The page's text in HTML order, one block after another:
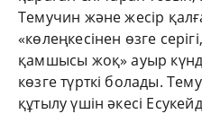
Темучин және жесір
«көлеңкесінен өзге
қамшысы жоқ» ауыр
көзге түрткі болады.
құтылу үшін әкесі